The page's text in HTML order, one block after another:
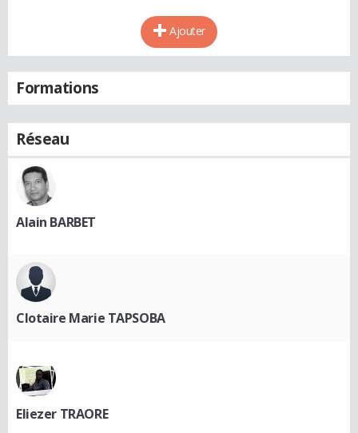
Ajouter
Formations
Réseau
Alain BARBET
Clotaire Marie TAPSOBA
Eliezer TRAORE